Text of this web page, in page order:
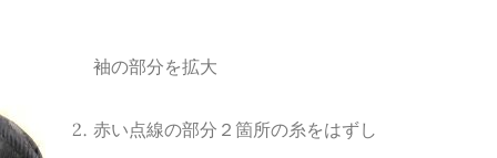
袖の部分を拡大
赤い点線の部分２箇所の糸をはずし